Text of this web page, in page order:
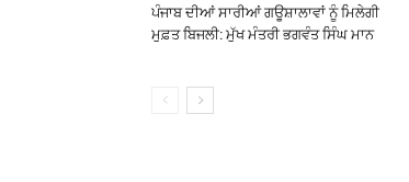
ਪੰਜਾਬ ਦੀਆਂ ਸਾਰੀਆਂ ਗਊਸ਼ਾਲਾਵਾਂ ਨੂੰ ਮਿਲੇਗੀ
ਮੁਫ਼ਤ ਬਿਜਲੀ: ਮੁੱਖ ਮੰਤਰੀ ਭਗਵੰਤ ਸਿੰਘ ਮਾਨ